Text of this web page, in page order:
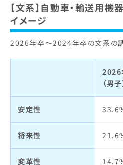
ビジネスモデル
経営者 5.6%
社会全体への影響力
人の役に立つ
実力主義・能力主義 3.6%
【文系】自動車・輸送用機
イメージ
2026年卒～2024年卒の文系の
2026
（男子
安定性
将来性
変革性